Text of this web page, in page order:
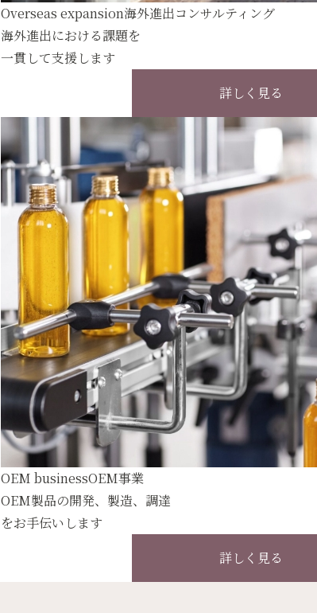
Overseas expansion海外進出コンサルティング
海外進出における課題を
一貫して支援します
詳しく見る
OEM businessOEM事業
OEM製品の開発、製造、調達
をお手伝いします
詳しく見る